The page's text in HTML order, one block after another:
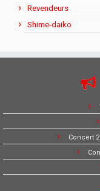
Revendeurs
Shime-daiko
Concert